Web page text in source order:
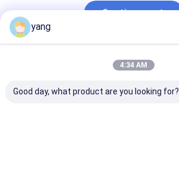
Continuer
yang
4:34 AM
Good day, what product are you looking for?